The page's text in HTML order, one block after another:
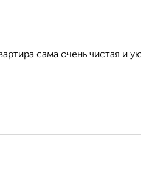
сама очень чистая и